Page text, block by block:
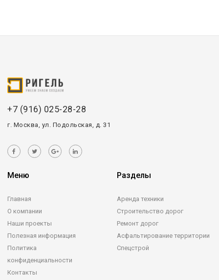
+7 (916) 025-28-28
г. Москва, ул. Подольская, д. 31
Меню
Главная
О компании
Наши проекты
Полезная информация
Политика
конфиденциальности
Контакты
Разделы
Аренда техники
Строительство дорог
Ремонт дорог
Асфальтирование территории
Спецстрой